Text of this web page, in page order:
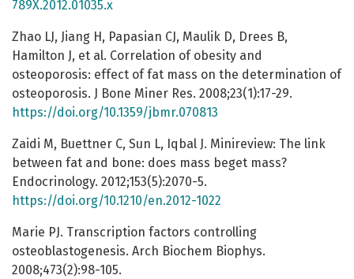
789X.2012.01035.x
Zhao LJ, Jiang H, Papasian CJ, Maulik D, Drees B,
Hamilton J, et al. Correlation of obesity and
osteoporosis: effect of fat mass on the determination of
osteoporosis. J Bone Miner Res. 2008;23(1):17-29.
https://doi.org/10.1359/jbmr.070813
Zaidi M, Buettner C, Sun L, Iqbal J. Minireview: The link
between fat and bone: does mass beget mass?
Endocrinology. 2012;153(5):2070-5.
https://doi.org/10.1210/en.2012-1022
Marie PJ. Transcription factors controlling
osteoblastogenesis. Arch Biochem Biophys.
2008;473(2):98-105.